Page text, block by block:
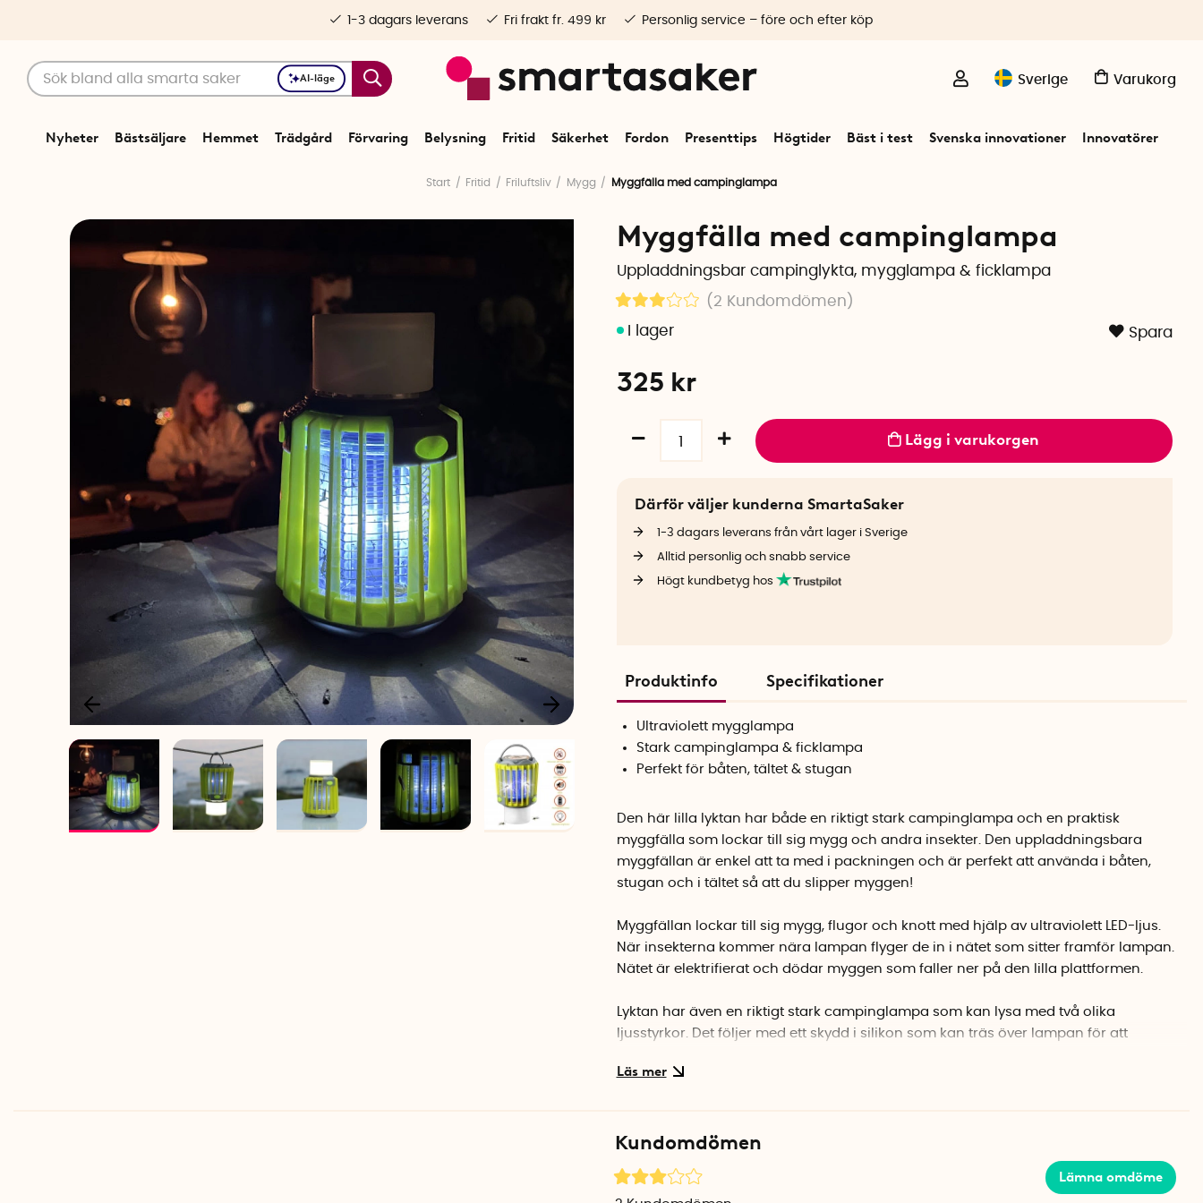
AI-läge Sverige Varukorg
Nyheter Bästsäljare Hemmet Trädgård Förvaring Belysning Fritid Säkerhet Fordon Presenttips Högtider Bäst i test Svenska innovationer Innovatörer
1-3 dagars leverans Fri frakt fr. 499 kr Personlig service – före och efter köp
Start Fritid Friluftsliv Mygg Myggfälla med campinglampa
Myggfälla med campinglampa
Uppladdningsbar campinglykta, mygglampa & ficklampa
(2 Kundomdömen )
Spara
325 kr
Lägg i varukorgen
Därför väljer kunderna SmartaSaker
1-3 dagars leverans från vårt lager i Sverige
Alltid personlig och snabb service
Högt kundbetyg hos
Produktinfo Specifikationer
Ultraviolett mygglampa
Stark campinglampa & ficklampa
Perfekt för båten, tältet & stugan
Den här lilla lyktan har både en riktigt stark campinglampa och en praktisk
myggfälla som lockar till sig mygg och andra insekter. Den uppladdningsbara
myggfällan är enkel att ta med i packningen och är perfekt att använda i båten,
stugan och i tältet så att du slipper myggen!
Myggfällan lockar till sig mygg, flugor och knott med hjälp av ultraviolett LED-ljus.
När insekterna kommer nära lampan flyger de in i nätet som sitter framför lampan.
Nätet är elektrifierat och dödar myggen som faller ner på den lilla plattformen.
Lyktan har även en riktigt stark campinglampa som kan lysa med två olika
ljusstyrkor. Det följer med ett skydd i silikon som kan träs över lampan för att
Campinglampan har även en ficklampa som kan blinka eller lysa med fast sken.
lampan i en gren eller på en krok med hjälp av den praktiska hängaren.
Lampan har ett kraftigt batteri med lång batteritid som varierar något beroende på
Kundomdömen
Lämna omdöme